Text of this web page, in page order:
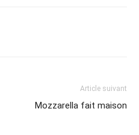
Article suivant
Mozzarella fait maison